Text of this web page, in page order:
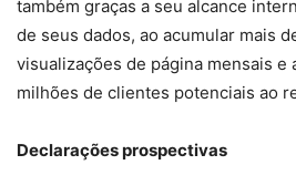
também graças a seu alcance
de seus dados, ao acumular mais
visualizações de página mensais e
milhões de clientes potenciais ao
Declarações prospectivas